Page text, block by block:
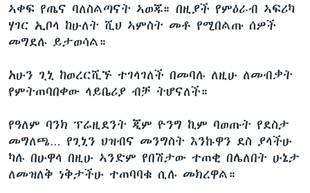
ኣቀፍ የጤና ባለስልጣናት ኣወጁ። በዚያች የምዕራብ ኣፍሪካ
ሃገር ኢቦላ ከሁለት ሺህ ኣምስት መቶ የሚበልጡ ሰዎች
መግደሉ ይታወሳል።
አሁን ጊኒ ከወረርሺኙ ተገላገለች በመባሉ ለዚሁ ለመብቃት
የምትጠባበቀው ላይቤሪያ ብቻ ትሆናለች።
የዓለም ባንክ ፕሬዚደንት ጂም ዮንግ ኪም ባወጡት የደስታ
መግለጫ… የጊኒን ህዝብና መንግስት እንኩዋን ደስ ያላችሁ
ካሉ በሁዋላ በዚሁ ኣንድም የበሽታው ተጠቂ በሌለበት ሁኔታ
ለመዝለቅ ነቅታችሁ ተጠባባቁ ሲሉ መክረዋል።